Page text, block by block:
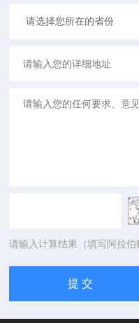
请输入计算结果（填写阿拉